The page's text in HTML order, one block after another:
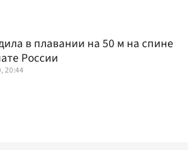
в плавании на 50 м на спине
России
20:44